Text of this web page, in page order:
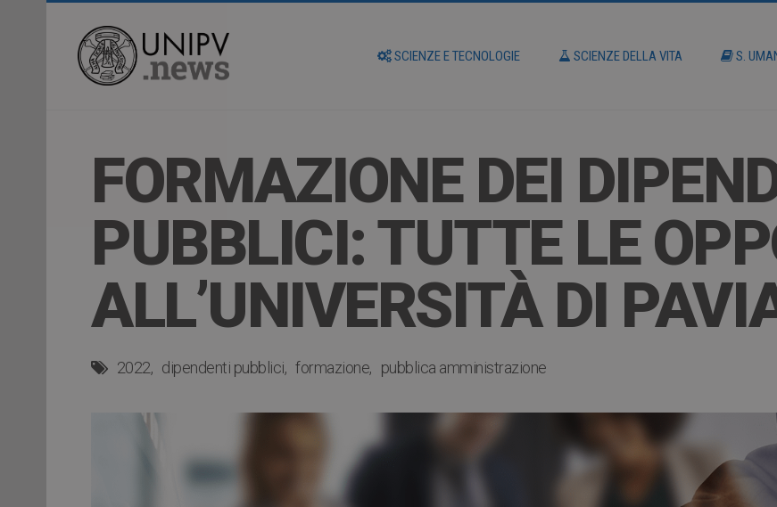
SCIENZE E TECNOLOGIE SCIENZE DELLA VITA S.
FORMAZIONE DEI
PUBBLICI: TUTTE LE
ALL’UNIVERSITÀ DI
2022 dipendenti pubblici formazione pubblica amministrazione